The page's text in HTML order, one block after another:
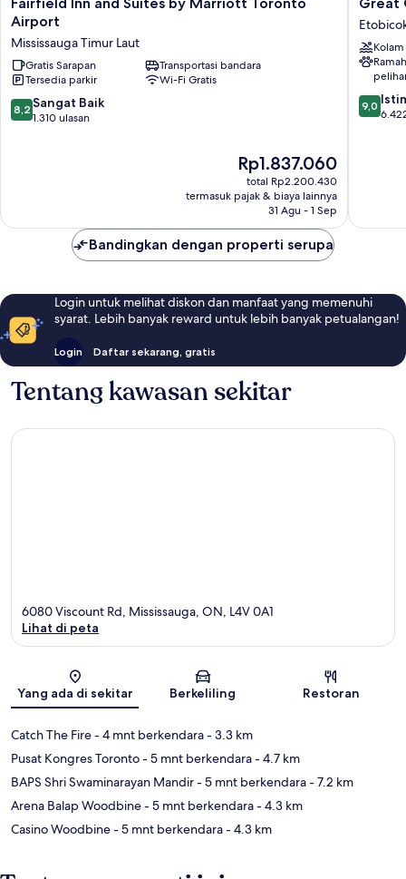
Inn
and
Suites
by
Marriott
Toronto
Airport
Airport
Mississauga Timur Laut
Gratis Sarapan
Transportasi bandara
Tersedia parkir
Wi-Fi Gratis
8.2
dari
8,2 Sangat Baik
1.310 ulasan
Harga
sekarang
Rp1.837.060
Rp1.837.060
total Rp2.200.430
termasuk pajak & biaya lainnya
31 Agu - 1 Sep
Casino
Resort
Toronto
9.0
dari
9,0
Bandingkan dengan properti serupa
Login untuk melihat diskon dan manfaat yang memenuhi
syarat. Lebih banyak reward untuk lebih banyak petualangan!
Login Daftar sekarang, gratis
Tentang kawasan sekitar
Peta
6080 Viscount Rd, Mississauga, ON, L4V 0A1
Lihat di peta
Yang ada di sekitar Berkeliling Restoran
Catch The Fire- 4 mnt berkendara- 3.3 km
Pusat Kongres Toronto- 5 mnt berkendara- 4.7 km
BAPS Shri Swaminarayan Mandir- 5 mnt berkendara- 7.2 km
Arena Balap Woodbine- 5 mnt berkendara- 4.3 km
Casino Woodbine- 5 mnt berkendara- 4.3 km